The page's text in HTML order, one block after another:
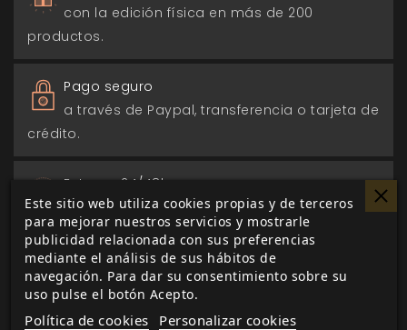
con la edición física en más de 200
productos.
Pago seguro
a través de Paypal, transferencia o tarjeta de
crédito.
Entrega 24/48h
para envios nacionales.
Biblioteca digital
actualizada con todos los juego canjeados
o comprados.
Este sitio web utiliza cookies propias y de terceros
para mejorar nuestros servicios y mostrarle
publicidad relacionada con sus preferencias
mediante el análisis de sus hábitos de
navegación. Para dar su consentimiento sobre su
uso pulse el botón Acepto.
Política de cookies Personalizar cookies